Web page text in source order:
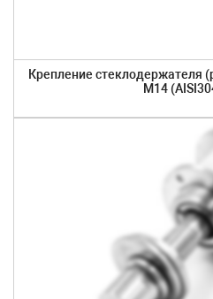
Крепление стеклодержателя
М14